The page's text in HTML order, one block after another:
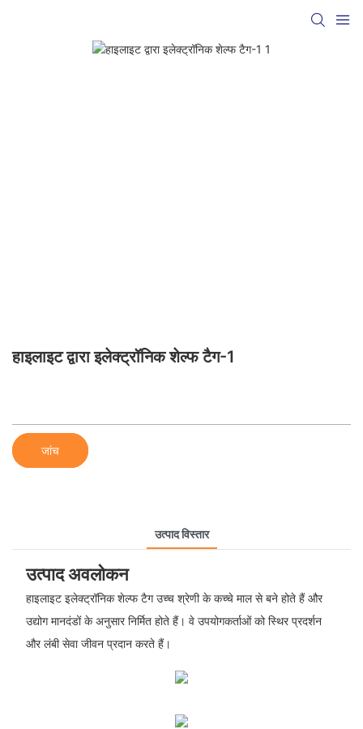
हाइलाइट द्वारा इलेक्ट्रॉनिक शेल्फ टैग-1
जांच
उत्पाद विस्तार
उत्पाद अवलोकन
हाइलाइट इलेक्ट्रॉनिक शेल्फ टैग उच्च श्रेणी के कच्चे माल से बने होते हैं और
उद्योग मानदंडों के अनुसार निर्मित होते हैं। वे उपयोगकर्ताओं को स्थिर प्रदर्शन
और लंबी सेवा जीवन प्रदान करते हैं।